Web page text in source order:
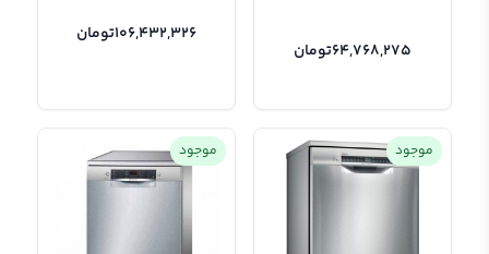
64,768,275تومان
106,432,326تومان
موجود موجود